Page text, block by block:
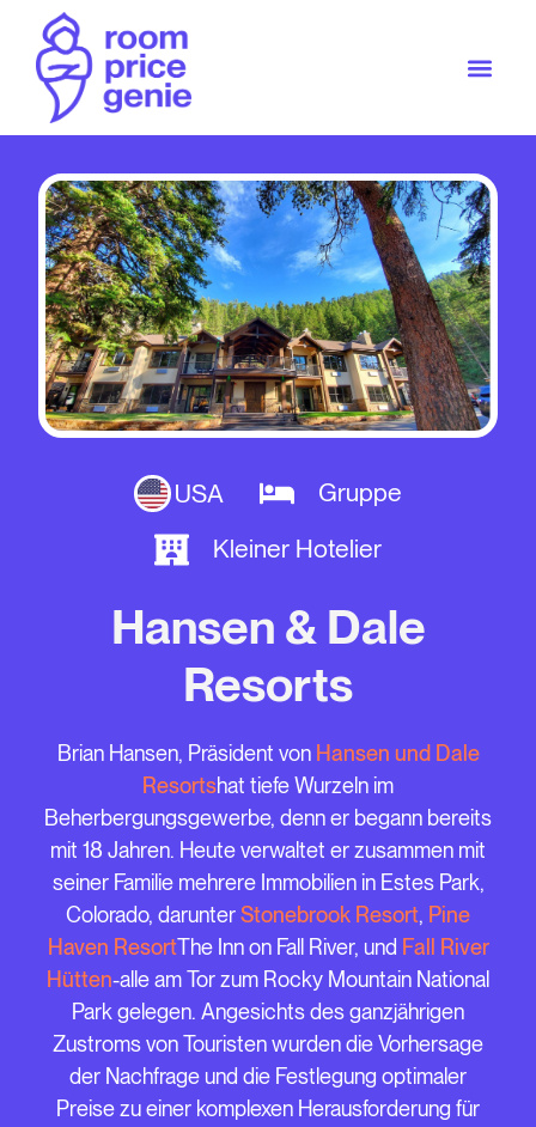
Hansen & Dale
Resorts
Brian Hansen, Präsident von Hansen und Dale
Resortshat tiefe Wurzeln im
Beherbergungsgewerbe, denn er begann bereits
mit 18 Jahren. Heute verwaltet er zusammen mit
seiner Familie mehrere Immobilien in Estes Park,
Colorado, darunterStonebrook Resort, Pine
Haven ResortThe Inn on Fall River, und Fall River
Hütten-alle am Tor zum Rocky Mountain National
Park gelegen. Angesichts des ganzjährigen
Zustroms von Touristen wurden die Vorhersage
der Nachfrage und die Festlegung optimaler
Preise zu einer komplexen Herausforderung für
USA
Gruppe
Kleiner Hotelier